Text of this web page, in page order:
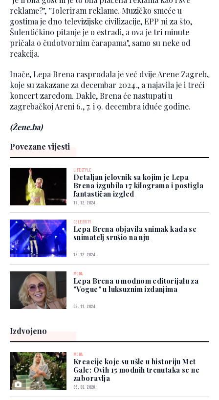
reklame?", "Toleriram reklame. Muzičko smeće u
gostima je dno televizijske civilizacije, EPP ni za što,
Šulentićkino pitanje je o estradi, a ova je tri minute
pričala o čudotvornim čarapama", samo su neke od
reakcija.
Inače, Lepa Brena rasprodala je već dvije Arene Zagreb,
koje su zakazane za decembar 2024., a najavila je i treći
koncert zaredom. Dakle, Brena će nastupati u
zagrebačkoj Areni 6., 7. i 9. decembra iduće godine.
(Žene.ba)
Povezane vijesti
LIFESTYLE
Detaljan jelovnik sa kojim je Lepa
Brena izgubila 17 kilograma i postigla
fantastičan izgled
17. 12. 2024.
CELEBRITY
Lepa Brena objavila snimak kada se
snimatelj srušio na nju
12. 12. 2024.
MODA
Lepa Brena u modnom editorijalu za
"Vogue" u luksuznim izdanjima
08. 11. 2024.
Izdvojeno
MODA
Kreacije koje su ušle u historiju Met
Gale: Ovih 15 modnih trenutaka se ne
zaboravlja
06. 08. 2026.